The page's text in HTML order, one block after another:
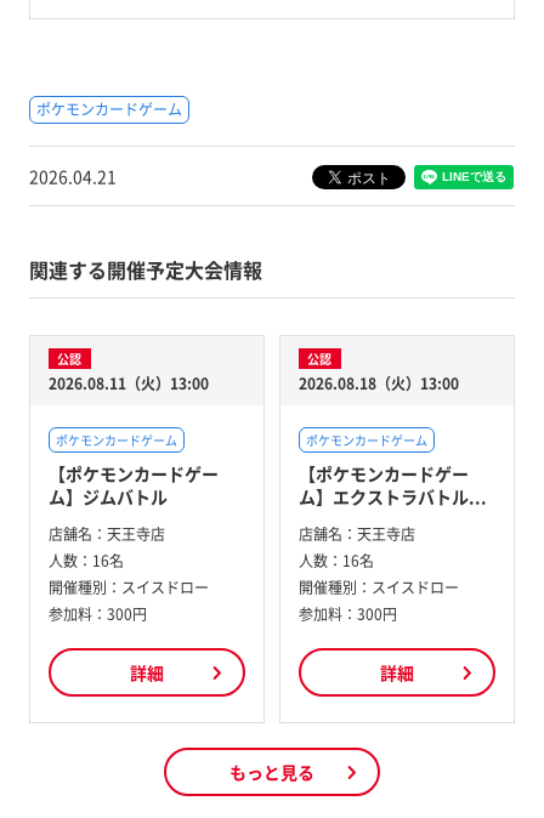
ポケモンカードゲーム
2026.04.21
関連する開催予定大会情報
公認
2026.08.11（火）13:00
ポケモンカードゲーム
【ポケモンカードゲー
ム】ジムバトル
店舗名： 天王寺店
人数： 16名
開催種別： スイスドロー
参加料： 300円
詳細
公認
2026.08.18（火）13:00
ポケモンカードゲーム
【ポケモンカードゲー
ム】エクストラバトル...
店舗名： 天王寺店
人数： 16名
開催種別： スイスドロー
参加料： 300円
詳細
もっと見る